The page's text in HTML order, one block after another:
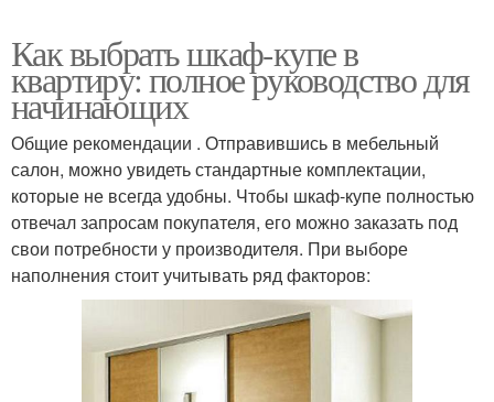
Как выбрать шкаф-купе в
квартиру: полное руководство для
начинающих
Общие рекомендации . Отправившись в мебельный
салон, можно увидеть стандартные комплектации,
которые не всегда удобны. Чтобы шкаф-купе полностью
отвечал запросам покупателя, его можно заказать под
свои потребности у производителя. При выборе
наполнения стоит учитывать ряд факторов: